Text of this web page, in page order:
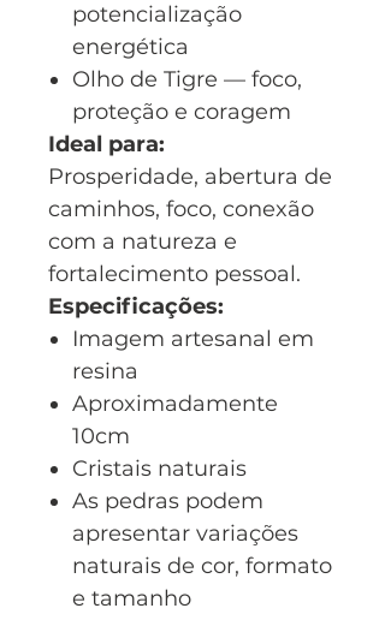
potencialização
energética
Olho de Tigre — foco,
proteção e coragem
Ideal para:
Prosperidade, abertura de
caminhos, foco, conexão
com a natureza e
fortalecimento pessoal.
Especificações:
Imagem artesanal em
resina
Aproximadamente
10cm
Cristais naturais
As pedras podem
apresentar variações
naturais de cor, formato
e tamanho